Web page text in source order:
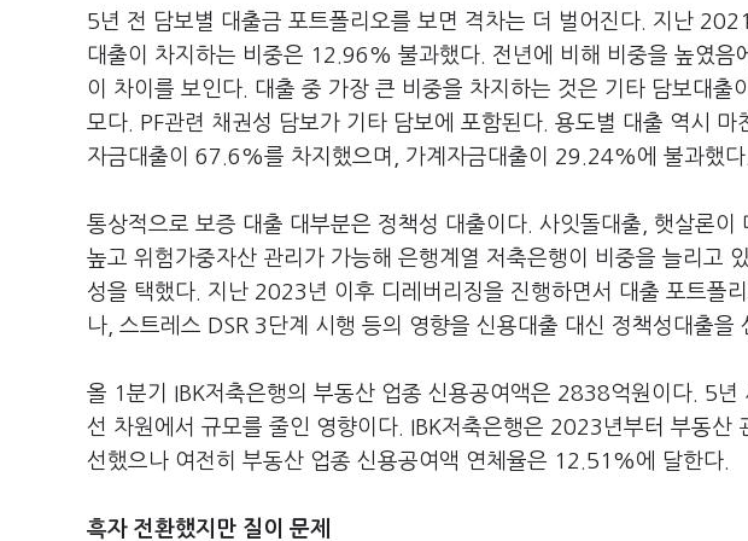
5년 전 담보별 대출금 포트폴리오를 보면 격차는 더 벌어진다. 지난
대출이 차지하는 비중은 12.96% 불과했다. 전년에 비해 비중을 높였
이 차이를 보인다. 대출 중 가장 큰 비중을 차지하는 것은 기타 담보대출
모다. PF관련 채권성 담보가 기타 담보에 포함된다. 용도별 대출 역시
자금대출이 67.6%를 차지했으며, 가계자금대출이 29.24%에 불과했다.
통상적으로 보증 대출 대부분은 정책성 대출이다. 사잇돌대출, 햇살론이
높고 위험가중자산 관리가 가능해 은행계열 저축은행이 비중을 늘리고
성을 택했다. 지난 2023년 이후 디레버리징을 진행하면서 대출 포트폴
나, 스트레스 DSR 3단계 시행 등의 영향을 신용대출 대신 정책성대출을
올 1분기 IBK저축은행의 부동산 업종 신용공여액은 2838억원이다. 5
선 차원에서 규모를 줄인 영향이다. IBK저축은행은 2023년부터 부동산
선했으나 여전히 부동산 업종 신용공여액 연체율은 12.51%에 달한다.
흑자 전환했지만 질이 문제